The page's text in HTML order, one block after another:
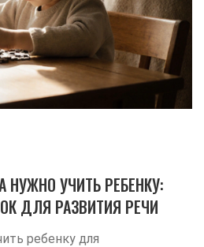
НУЖНО УЧИТЬ РЕБЕНКУ:
ДЛЯ РАЗВИТИЯ РЕЧИ
ребенку для